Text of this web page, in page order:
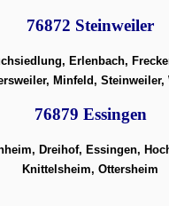
76872 Steinweiler
Erlenbach,
Minfeld, Steinweiler,
76879 Essingen
Dreihof, Essingen,
Knittelsheim, Ottersheim